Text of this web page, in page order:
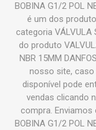
BOBINA G1/2 POL
é um dos
categoria VÁLVULA
do produto
NBR 15MM
nosso site, caso
disponível pode
vendas clicando
compra. Enviamos
BOBINA G1/2 POL